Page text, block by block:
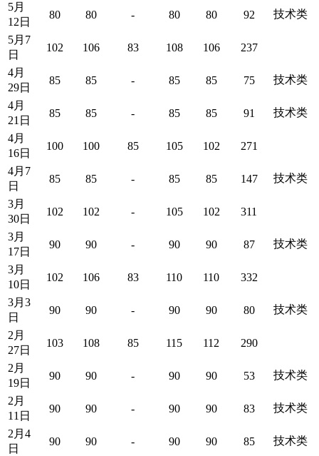
5月
12日
80 80 - 80 80 92 技术类
5月7
日
102 106 83 108 106 237
4月
29日
85 85 - 85 85 75 技术类
4月
21日
85 85 - 85 85 91 技术类
4月
16日
100 100 85 105 102 271
4月7
日
85 85 - 85 85 147 技术类
3月
30日
102 102 - 105 102 311
3月
17日
90 90 - 90 90 87 技术类
3月
10日
102 106 83 110 110 332
3月3
日
90 90 - 90 90 80 技术类
2月
27日
103 108 85 115 112 290
2月
19日
90 90 - 90 90 53 技术类
2月
11日
90 90 - 90 90 83 技术类
2月4
日
90 90 - 90 90 85 技术类